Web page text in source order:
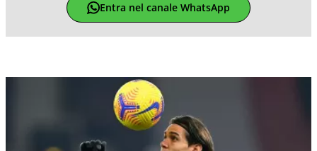
Entra nel canale WhatsApp